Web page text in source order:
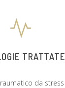
TRATTATE
da stress